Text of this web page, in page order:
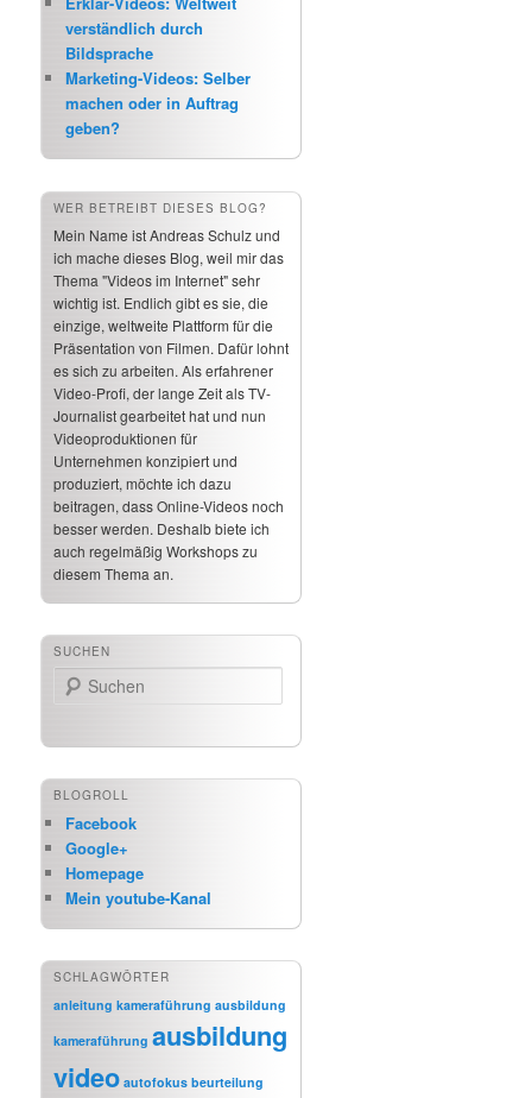
verständlich durch
Bildsprache
Marketing-Videos: Selber
machen oder in Auftrag
geben?
WER BETREIBT DIESES BLOG?
Mein Name ist Andreas Schulz und
ich mache dieses Blog, weil mir das
Thema "Videos im Internet" sehr
wichtig ist. Endlich gibt es sie, die
einzige, weltweite Plattform für die
Präsentation von Filmen. Dafür lohnt
es sich zu arbeiten. Als erfahrener
Video-Profi, der lange Zeit als TV-
Journalist gearbeitet hat und nun
Videoproduktionen für
Unternehmen konzipiert und
produziert, möchte ich dazu
beitragen, dass Online-Videos noch
besser werden. Deshalb biete ich
auch regelmäßig Workshops zu
diesem Thema an.
SUCHEN
Suchen
BLOGROLL
Facebook
Google+
Homepage
Mein youtube-Kanal
SCHLAGWÖRTER
anleitung kameraführung ausbildung
kameraführung ausbildung
video autofokus beurteilung